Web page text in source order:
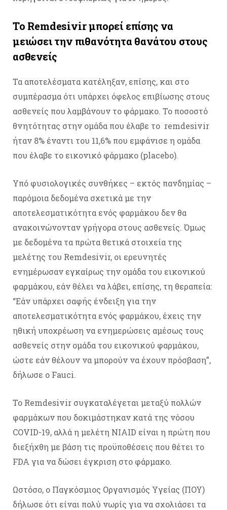
Το Remdesivir μπορεί επίσης να
μειώσει την πιθανότητα θανάτου στους
ασθενείς
Τα αποτελέσματα κατέληξαν, επίσης, και στο
συμπέρασμα ότι υπάρχει όφελος επιβίωσης στους
ασθενείς που λαμβάνουν το φάρμακο. Το ποσοστό
θνητότητας στην ομάδα που έλαβε το remdesivir
ήταν 8% έναντι του 11,6% που εμφάνισε η ομάδα
που έλαβε το εικονικό φάρμακο (placebo).
Υπό φυσιολογικές συνθήκες – εκτός πανδημίας –
παρόμοια δεδομένα σχετικά με την
αποτελεσματικότητα ενός φαρμάκου δεν θα
ανακοινώνονταν γρήγορα στους ασθενείς. Όμως
με δεδομένα τα πρώτα θετικά στοιχεία της
μελέτης του Remdesivir, οι ερευνητές
ενημέρωσαν εγκαίρως την ομάδα του εικονικού
φαρμάκου, εάν θέλει να λάβει, επίσης, τη θεραπεία:
“Εάν υπάρχει σαφής ένδειξη για την
αποτελεσματικότητα ενός φαρμάκου, έχεις την
ηθική υποχρέωση να ενημερώσεις αμέσως τους
ασθενείς στην ομάδα του εικονικού φαρμάκου,
ώστε εάν θέλουν να μπορούν να έχουν πρόσβαση”,
δήλωσε ο Fauci.
Το Remdesivir συγκαταλέγεται μεταξύ πολλών
φαρμάκων που δοκιμάστηκαν κατά της νόσου
COVID-19, αλλά η μελέτη NIAID είναι η πρώτη που
διεξήχθη με βάση τις προϋποθέσεις που θέτει το
FDA για να δώσει έγκριση στο φάρμακο.
Ωστόσο, ο Παγκόσμιος Οργανισμός Υγείας (ΠΟΥ)
δήλωσε ότι είναι πολύ νωρίς για να σχολιάσει τα